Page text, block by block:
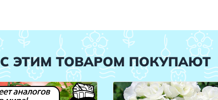
С ЭТИМ ТОВАРОМ ПОКУПАЮТ
аналогов